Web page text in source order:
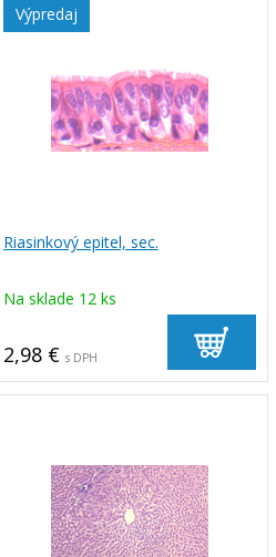
Výpredaj
Riasinkový epitel, sec.
Na sklade 12 ks
2,98 € s DPH